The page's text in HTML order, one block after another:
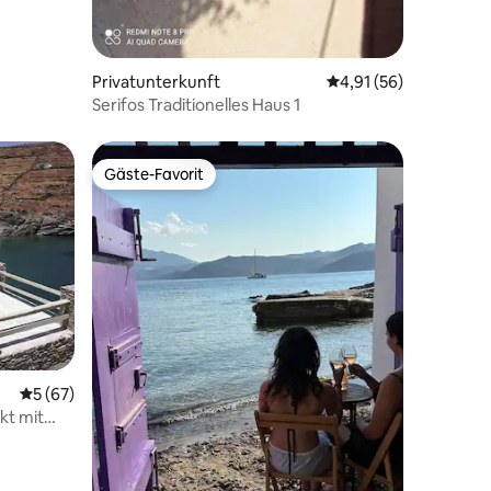
Privatunterkunft Durchschnittliche
4,91 (56)
Serifos Traditionelles Haus 1
Bewertungen
Durchschnittliche Bewertung: 5 von 5, 67 Bewertungen
5 (67)
mit
Gäste-Favorit
Gäste-Favorit